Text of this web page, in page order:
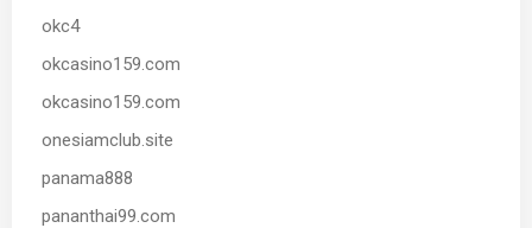
okc4
okcasino159.com
okcasino159.com
onesiamclub.site
panama888
pananthai99.com